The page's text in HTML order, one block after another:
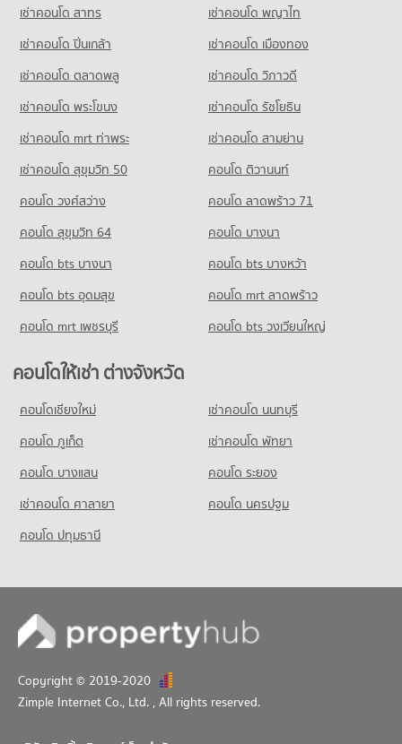
ขายคอนโด แม็คโคร นครอินทร์
มีคอนโดขาย 3,747 ประกาศ
คอนโดให้เช่า สำนักงานคณะกรรมการอาหารและยา
ขายคอนโด สำนักงานคณะกรรมการอาหารและยา
มีคอนโดขาย 2,318 ประกาศ
คอนโด ศูนย์ฝึกอบรม tot
239 โครงการ
คอนโดให้เช่า ศูนย์ฝึกอบรม tot
มีคอนโดให้เช่า 1,558 ประกาศ
ขายคอนโด ศูนย์ฝึกอบรม tot
คอนโด ศาลหลักเมืองจังหวัดนนทบุรี
คอนโดให้เช่า ศาลหลักเมืองจังหวัดนนทบุรี
มีคอนโดให้เช่า 1,489 ประกาศ
มีคอนโดขาย 1,055 ประกาศ
เช่าคอนโด สาทร
เช่าคอนโด พญาไท
เช่าคอนโด ปิ่นเกล้า
เช่าคอนโด เมืองทอง
เช่าคอนโด ตลาดพลู
เช่าคอนโด วิภาวดี
เช่าคอนโด พระโขนง
เช่าคอนโด รัชโยธิน
เช่าคอนโด mrt ท่าพระ
เช่าคอนโด สามย่าน
เช่าคอนโด สุขุมวิท 50
คอนโด ติวานนท์
คอนโด วงศ์สว่าง
คอนโด ลาดพร้าว 71
คอนโด สุขุมวิท 64
คอนโด บางนา
คอนโด bts บางนา
คอนโด bts บางหว้า
คอนโด bts อุดมสุข
คอนโด mrt ลาดพร้าว
คอนโด mrt เพชรบุรี
คอนโด bts วงเวียนใหญ่
คอนโดให้เช่า ต่างจังหวัด
คอนโดเชียงใหม่
เช่าคอนโด นนทบุรี
คอนโด ภูเก็ต
เช่าคอนโด พัทยา
คอนโด บางแสน
คอนโด ระยอง
เช่าคอนโด ศาลายา
คอนโด นครปฐม
คอนโด ปทุมธานี
Copyright © 2019-2020
Zimple Internet Co., Ltd. , All rights reserved.